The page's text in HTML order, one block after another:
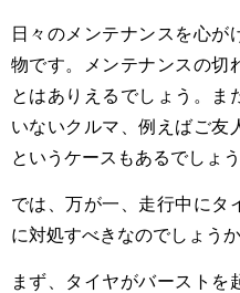
日々のメンテナンスを心が
物です。メンテナンスの切
とはありえるでしょう。ま
いないクルマ、例えばご友
というケースもあるでしょう
では、万が一、走行中にタ
に対処すべきなのでしょうか
まず、タイヤがバーストを